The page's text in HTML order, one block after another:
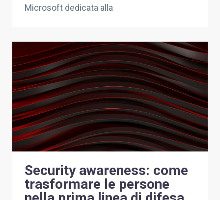
Microsoft dedicata alla
Security awareness: come
trasformare le persone